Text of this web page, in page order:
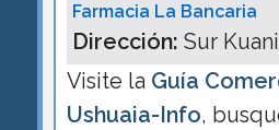
Farmacia La Bancaria
Dirección: Sur
Visite la Guía
Ushuaia-Info,